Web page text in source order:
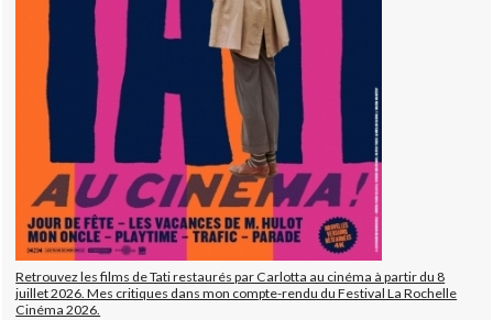
Retrouvez les films de Tati restaurés par Carlotta au cinéma à partir du 8
juillet 2026. Mes critiques dans mon compte-rendu du Festival La Rochelle
Cinéma 2026.